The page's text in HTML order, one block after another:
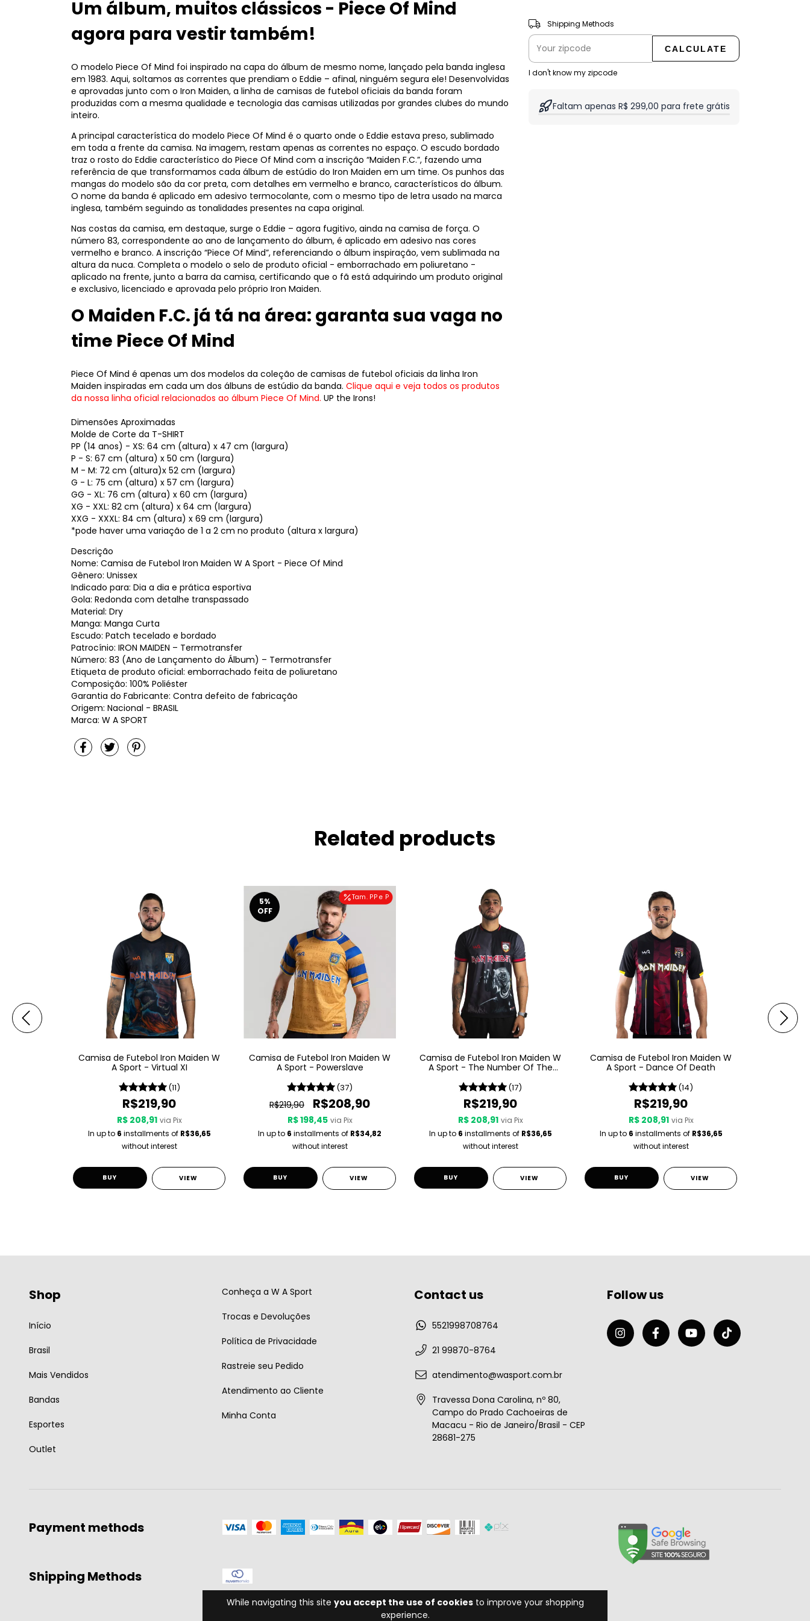
While navigating this site you accept the use of cookiesto improve your shopping
experience.
Um álbum, muitos clássicos - Piece Of Mind
agora para vestir também!
O modelo Piece Of Mind foi inspirado na capa do álbum de mesmo nome, lançado pela banda inglesa
em 1983. Aqui, soltamos as correntes que prendiam o Eddie – afinal, ninguém segura ele! Desenvolvidas
e aprovadas junto com o Iron Maiden, a linha de camisas de futebol oficiais da banda foram
produzidas com a mesma qualidade e tecnologia das camisas utilizadas por grandes clubes do mundo
inteiro.
A principal característica do modelo Piece Of Mind é o quarto onde o Eddie estava preso, sublimado
em toda a frente da camisa. Na imagem, restam apenas as correntes no espaço. O escudo bordado
traz o rosto do Eddie característico do Piece Of Mind com a inscrição “Maiden F.C.”, fazendo uma
referência de que transformamos cada álbum de estúdio do Iron Maiden em um time. Os punhos das
mangas do modelo são da cor preta, com detalhes em vermelho e branco, característicos do álbum.
O nome da banda é aplicado em adesivo termocolante, com o mesmo tipo de letra usado na marca
inglesa, também seguindo as tonalidades presentes na capa original.
Nas costas da camisa, em destaque, surge o Eddie – agora fugitivo, ainda na camisa de força. O
número 83, correspondente ao ano de lançamento do álbum, é aplicado em adesivo nas cores
vermelho e branco. A inscrição “Piece Of Mind”, referenciando o álbum inspiração, vem sublimada na
altura da nuca. Completa o modelo o selo de produto oficial - emborrachado em poliuretano -
aplicado na frente, junto a barra da camisa, certificando que o fã está adquirindo um produto original
e exclusivo, licenciado e aprovada pelo próprio Iron Maiden.
O Maiden F.C. já tá na área: garanta sua vaga no
time Piece Of Mind
Piece Of Mind é apenas um dos modelos da coleção de camisas de futebol oficiais da linha Iron
Maiden inspiradas em cada um dos álbuns de estúdio da banda. Clique aqui e veja todos os produtos
da nossa linha oficial relacionados ao álbum Piece Of Mind. UP the Irons!
Dimensões Aproximadas
Molde de Corte da T-SHIRT
PP (14 anos) - XS: 64 cm (altura) x 47 cm (largura)
P - S: 67 cm (altura) x 50 cm (largura)
M - M: 72 cm (altura)x 52 cm (largura)
G - L: 75 cm (altura) x 57 cm (largura)
GG - XL: 76 cm (altura) x 60 cm (largura)
XG - XXL: 82 cm (altura) x 64 cm (largura)
XXG - XXXL: 84 cm (altura) x 69 cm (largura)
*pode haver uma variação de 1 a 2 cm no produto (altura x largura)
Descrição
Nome: Camisa de Futebol Iron Maiden W A Sport - Piece Of Mind
Gênero: Unissex
Indicado para: Dia a dia e prática esportiva
Gola: Redonda com detalhe transpassado
Material: Dry
Manga: Manga Curta
Escudo: Patch tecelado e bordado
Patrocínio: IRON MAIDEN – Termotransfer
Número: 83 (Ano de Lançamento do Álbum) – Termotransfer
Etiqueta de produto oficial: emborrachado feita de poliuretano
Composição: 100% Poliéster
Garantia do Fabricante: Contra defeito de fabricação
Origem: Nacional - BRASIL
Marca: W A SPORT
Shipping for zipcode:
Shipping Methods
CALCULATE
I don't know my zipcode
Faltam apenas R$ 299,00 para frete grátis
Related products
Camisa de Futebol Iron Maiden W
A Sport - Virtual XI
(11)
R$219,90
R$ 208,91 via Pix
In up to 6 installments of R$36,65
without interest
BUY VIEW
Tam. PP e P
5%
OFF
Camisa de Futebol Iron Maiden W
A Sport - Powerslave
(37)
R$219,90 R$208,90
R$ 198,45 via Pix
In up to 6 installments of R$34,82
without interest
BUY VIEW
Camisa de Futebol Iron Maiden W
A Sport - The Number Of The
(17)
R$219,90
R$ 208,91 via Pix
In up to 6 installments of R$36,65
without interest
BUY VIEW
Camisa de Futebol Iron Maiden W
A Sport - Dance Of Death
(14)
R$219,90
R$ 208,91 via Pix
In up to 6 installments of R$36,65
without interest
BUY VIEW
Shop
Início
Brasil
Mais Vendidos
Bandas
Esportes
Outlet
Conheça a W A Sport
Trocas e Devoluções
Política de Privacidade
Rastreie seu Pedido
Atendimento ao Cliente
Minha Conta
Contact us
5521998708764
21 99870-8764
atendimento@wasport.com.br
Travessa Dona Carolina, nº 80,
Campo do Prado Cachoeiras de
Macacu - Rio de Janeiro/Brasil - CEP
28681-275
Follow us
Payment methods
Shipping Methods